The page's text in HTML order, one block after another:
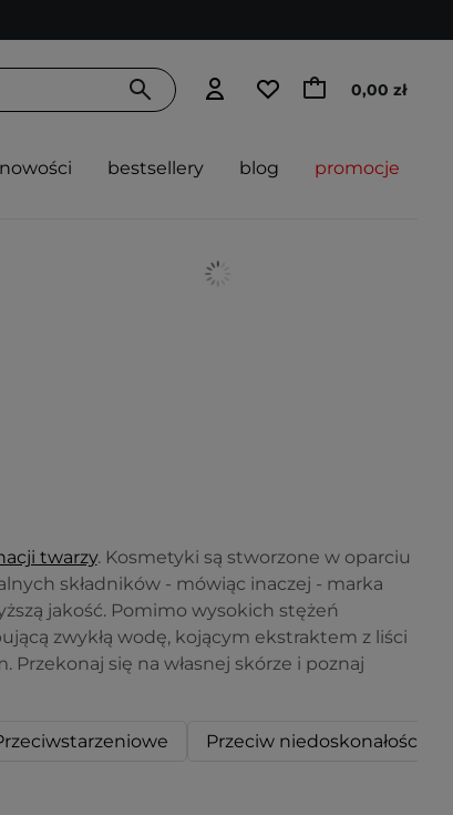
0,00 zł
nowości bestsellery blog promocje
twarzy. Kosmetyki są stworzone w oparciu
składników - mówiąc inaczej - marka
jakość. Pomimo wysokich stężeń
zwykłą wodę, kojącym ekstraktem z liści
się na własnej skórze i poznaj
Przeciw niedoskonałościom